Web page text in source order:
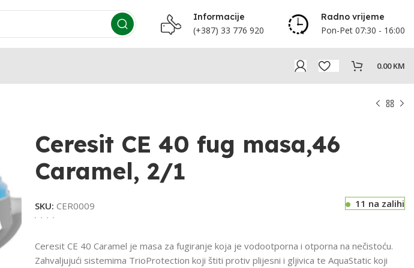
Informacije
(+387) 33 776 920
Radno vrijeme
Pon-Pet 07:30 - 16:00
0.00KM
Ceresit CE 40 fug masa,46
Caramel, 2/1
SKU: CER0009 11 na zalihi
Ceresit CE 40 Caramel je masa za fugiranje koja je vodootporna i otporna na nečistoću.
Zahvaljujući sistemima TrioProtection koji štiti protiv plijesni i gljivica te AquaStatic koji